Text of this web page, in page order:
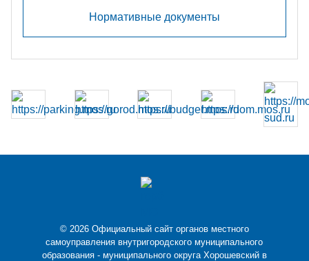
Нормативные документы
© 2026 Официальный сайт органов местного
самоуправления внутригородского муниципального
образования - муниципального округа Хорошевский в